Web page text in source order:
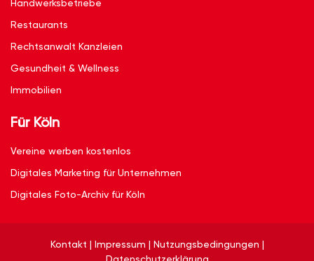
Handwerksbetriebe
Restaurants
Rechtsanwalt Kanzleien
Gesundheit & Wellness
Immobilien
Für Köln
Vereine werben kostenlos
Digitales Marketing für Unternehmen
Digitales Foto-Archiv für Köln
Kontakt | Impressum | Nutzungsbedingungen |